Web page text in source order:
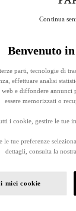
Benvenuto
parti, tecnologie di
effettuare analisi
e diffondere
essere memorizzati o
i cookie, gestire le tue
tue preferenze
dettagli, consulta la nostra
miei cookie
Continua